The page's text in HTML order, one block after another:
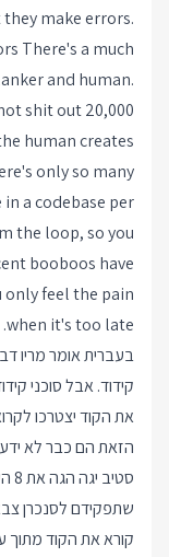
make errors.
There's a much
and human.
shit out 20,000
human creates
only so many
a codebase per
the loop, so you
booboos have
only feel the pain
when it's too late.
בעברית אומר מריו
קידוד. אבל סוכני
את הקוד יצטרכו
הזאת הם כבר לא
שתפקידם לסנכרן
קורא את הקוד מתוך